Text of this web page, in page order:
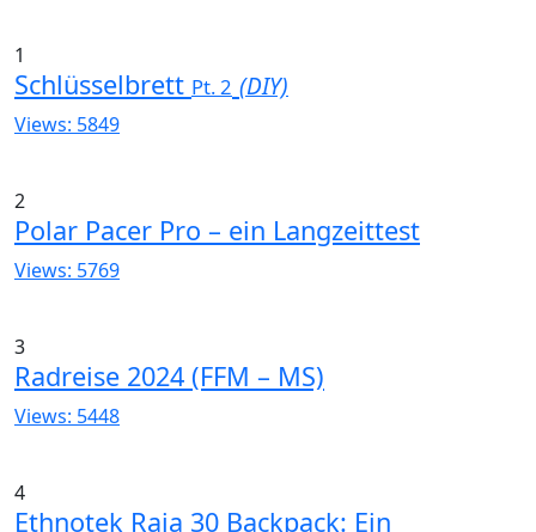
1
Schlüsselbrett Pt. 2 (DIY)
Views: 5849
2
Polar Pacer Pro – ein Langzeittest
Views: 5769
3
Radreise 2024 (FFM – MS)
Views: 5448
4
Ethnotek Raja 30 Backpack: Ein